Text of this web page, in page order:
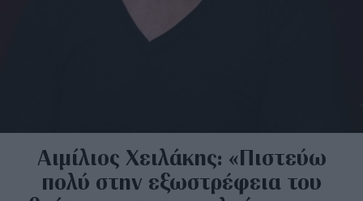
Αιμίλιος Χειλάκης: «Πιστεύω
πολύ στην εξωστρέφεια του